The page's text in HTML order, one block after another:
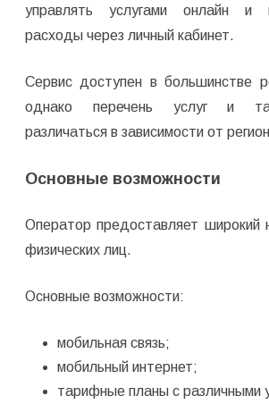
управлять услугами онлайн и
расходы через личный кабинет.
Сервис доступен в большинстве
однако перечень услуг и
различаться в зависимости от
Основные возможности
Оператор предоставляет широкий
физических лиц.
Основные возможности:
мобильная связь;
мобильный интернет;
тарифные планы с различными